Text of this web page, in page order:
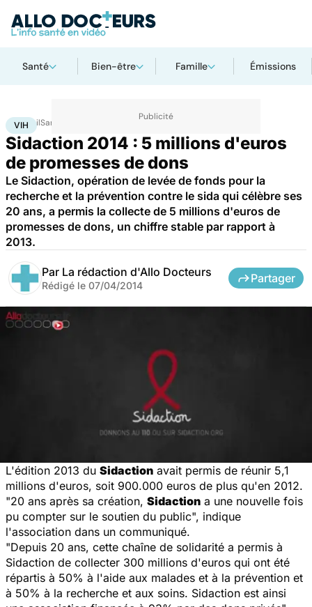
Santé Bien-être Famille Émissions
AccueilSanté
VIH
Sidaction 2014 : 5 millions d'euros
de promesses de dons
Le Sidaction, opération de levée de fonds pour la
recherche et la prévention contre le sida qui célèbre ses
20 ans, a permis la collecte de 5 millions d'euros de
promesses de dons, un chiffre stable par rapport à
2013.
Par La rédaction d'Allo Docteurs
Rédigé le 07/04/2014
Partager
L'édition 2013 du Sidaction avait permis de réunir 5,1
millions d'euros, soit 900.000 euros de plus qu'en 2012.
"20 ans après sa création, Sidaction a une nouvelle fois
pu compter sur le soutien du public", indique
l'association dans un communiqué.
"Depuis 20 ans, cette chaîne de solidarité a permis à
Sidaction de collecter 300 millions d'euros qui ont été
répartis à 50% à l'aide aux malades et à la prévention et
à 50% à la recherche et aux soins. Sidaction est ainsi